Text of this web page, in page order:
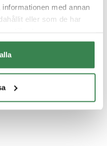
med annan
eller som de har